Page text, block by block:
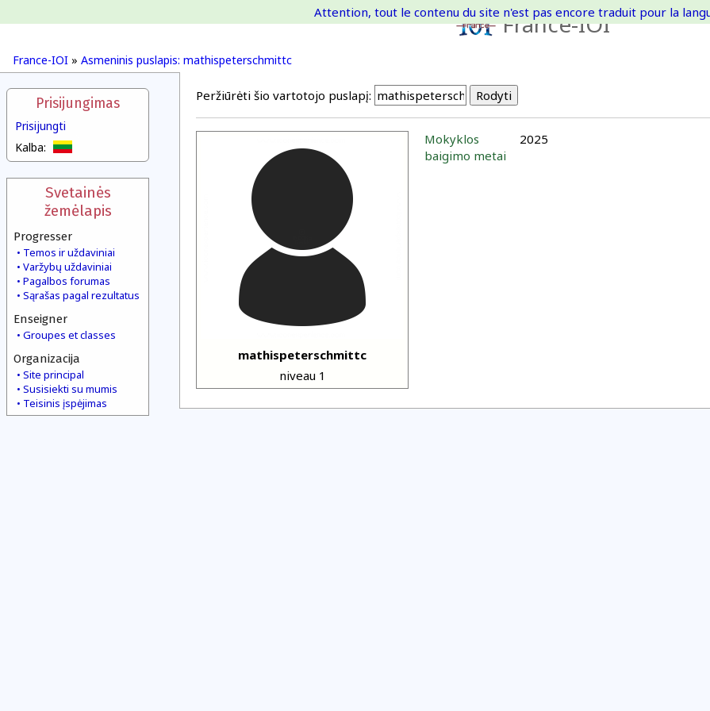
France-IOI
France-IOI » Asmeninis puslapis: mathispeterschmittc
Attention, tout le contenu du site n'est pas encore traduit pour la
Prisijungimas
Prisijungti
Kalba:
Svetainės
žemėlapis
Progresser
Temos ir uždaviniai
Varžybų uždaviniai
Pagalbos forumas
Sąrašas pagal rezultatus
Enseigner
Groupes et classes
Organizacija
Site principal
Susisiekti su mumis
Teisinis įspėjimas
Peržiūrėti šio vartotojo puslapį:
mathispeterschmittc
niveau 1
Mokyklos
baigimo metai
2025